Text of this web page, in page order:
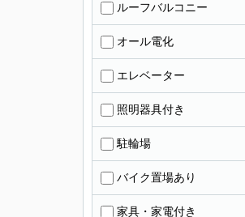
ルーフバルコニー
オール電化
エレベーター
照明器具付き
駐輪場
バイク置場あり
家具・家電付き